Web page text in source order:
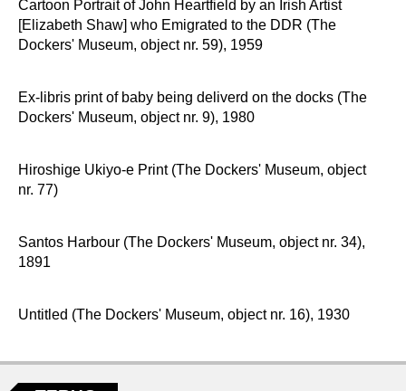
Cartoon Portrait of John Heartfield by an Irish Artist
[Elizabeth Shaw] who Emigrated to the DDR (The
Dockers' Museum, object nr. 59), 1959
Ex-libris print of baby being deliverd on the docks (The
Dockers' Museum, object nr. 9), 1980
Hiroshige Ukiyo-e Print (The Dockers' Museum, object
nr. 77)
Santos Harbour (The Dockers' Museum, object nr. 34),
1891
Untitled (The Dockers' Museum, object nr. 16), 1930